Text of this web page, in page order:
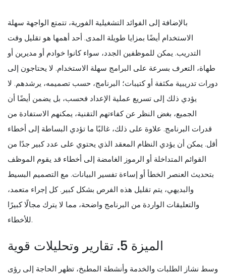
بالإضافة إلى الفوائد التشغيلية الفورية، تتمتع الواجهة سهلة
الاستخدام أيضًا بمزايا طويلة المدى. أحد أهمها هو تقليل وقت
التدريب. يمكن للموظفين الجدد، سواء كانوا خوادم أو مديرين أو
طهاة، التعرف بسرعة على البرامج سهلة الاستخدام. لا يحتاجون إلى
دورات تدريبية مكثفة أو كتيبات؛ البرنامج، حسب تصميمه، يرشدهم. لا
يؤدي ذلك إلى تسريع عملية الإعداد فحسب، بل يضمن أيضًا أن
الجميع، بغض النظر عن كفاءتهم التقنية، يمكنهم الاستفادة من
قدرات البرنامج. علاوة على ذلك، غالبًا ما تؤدي البساطة إلى أخطاء
أقل. يمكن أن يؤدي النظام المعقد الذي يحتوي على عدد كبير جدًا من
القوائم المتداخلة أو الرموز الغامضة إلى أخطاء قد يقوم الموظف
بتحديث العنصر الخطأ أو إساءة تفسير البيانات. مع التصميم البسيط
والبديهي، يتم تقليل هذه الفرص بشكل كبير. كل إجراء متعمد،
والتعليقات الواردة من البرنامج واضحة، مما لا يترك مجالًا كبيرًا
للأخطاء.
الميزة 5. تقارير وتحليلات قوية
وسط نشاز الطلبات والخدمة وأنشطة المطبخ، تظهر الحاجة إلى رؤى